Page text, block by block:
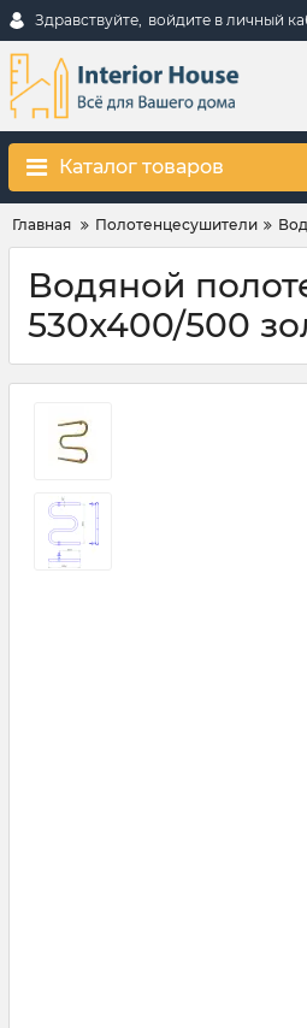
Здравствуйте, войдите в личный
Каталог товаров
Главная Полотенцесушители
Водяной
530х400/500